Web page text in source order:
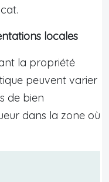
locales
la propriété
peuvent varier
de bien
dans la zone où